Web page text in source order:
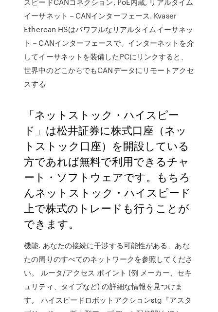
イーサネット－CANインターフェース. Kvaser
Ethercan HSはパワフルなリアルタイムイーサネッ
ト－CANインターフェースで、インターネットを介
してイーサネットを装備したPCにリンクすると、
世界中のどこからでもCANデータにリモートアクセ
スする
「ネットストック・ハイスピー
ド」は松井証券に株式口座（ネッ
トストック口座）を開設している
方であれば無料で利用できるチャ
ート・ソフトウェアです。もちろ
んネットストック・ハイスピード
上で株式のトレードも行うことが
できます。
機能. あなたの接続に干渉する可能性がある、あな
たの周りのすべてのネットワークを参照してくださ
い。 ルータ/アクセス ポイント (例 メーカー、セキ
ュリティ、タイプなど) の詳細な情報を見つけま
す。 ハイスピードロボットアクションstg『アスタ